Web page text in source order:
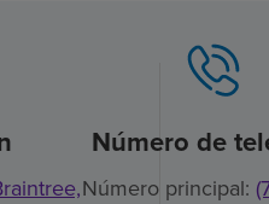
Número de
Número principal: